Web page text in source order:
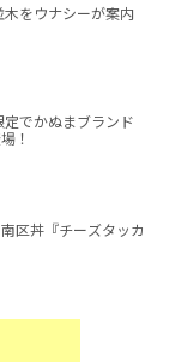
をウナシーが案内
でかぬまブランド
！
区丼『チーズタッカ